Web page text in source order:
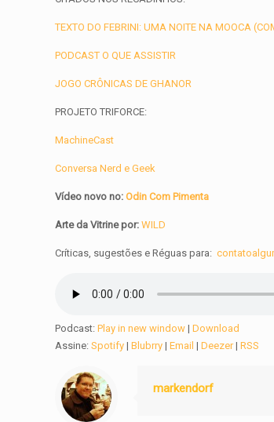
TEXTO DO FEBRINI: UMA NOITE NA MOOCA
PODCAST O QUE ASSISTIR
JOGO CRÔNICAS DE GHANOR
PROJETO TRIFORCE:
MachineCast
Conversa Nerd e Geek
Vídeo novo no:Odin Com Pimenta
Arte da Vitrine por: WILD
Críticas, sugestões e Réguas para:
Podcast:Play in new window |Download
Assine:Spotify |Blubrry |Email |Deezer|RSS
markendorf